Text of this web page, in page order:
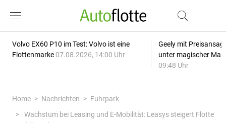
Volvo EX60 P10 im Test: Volvo ist eine
Flottenmarke 07.08.2026, 14:00 Uhr
Geely mit
unter magischer
09:48 Uhr
Home Nachrichten
Fuhrpark
Wachstum bei Leasing und E-Mobilität: Leasys steigert Flotte